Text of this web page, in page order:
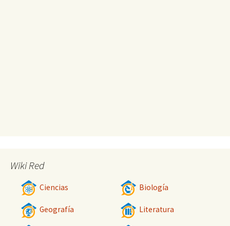
Wiki Red
Ciencias Biología
Geografía Literatura